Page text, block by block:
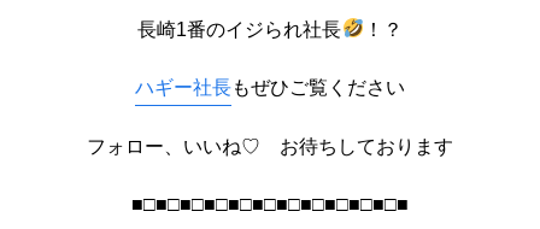
長崎1番のイジられ社長 ！？
ハギー社長もぜひご覧ください
フォロー、いいね♡ お待ちしております
■□■□■□■□■□■□■□■□■□■□■□■